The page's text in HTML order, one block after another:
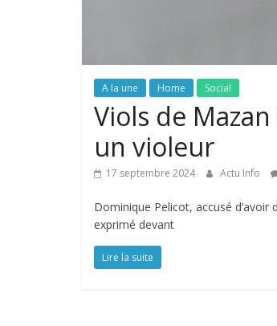
A la une Home Social
Viols de
un violeur
17 septembre 2024 Actu Info
Dominique Pelicot, accusé
exprimé devant
Lire la suite